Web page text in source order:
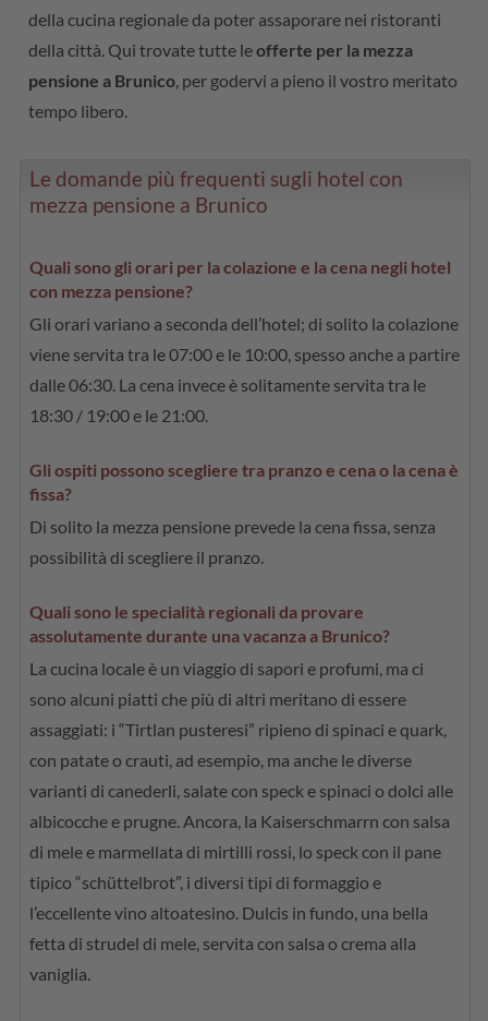
della cucina regionale da poter assaporare nei ristoranti
della città. Qui trovate tutte leofferte per la mezza
pensione a Brunico , per godervi a pieno il vostro meritato
tempo libero.
Le domande più frequenti sugli hotel con
mezza pensione a Brunico
Quali sono gli orari per la colazione e la cena negli hotel
con mezza pensione?
Gli orari variano a seconda dell’hotel; di solito la colazione
viene servita tra le 07:00 e le 10:00, spesso anche a partire
dalle 06:30. La cena invece è solitamente servita tra le
18:30 / 19:00 e le 21:00.
Gli ospiti possono scegliere tra pranzo e cena o la cena è
fissa?
Di solito la mezza pensione prevede la cena fissa, senza
possibilità di scegliere il pranzo.
Quali sono le specialità regionali da provare
assolutamente durante una vacanza a Brunico?
La cucina locale è un viaggio di sapori e profumi, ma ci
sono alcuni piatti che più di altri meritano di essere
assaggiati: i “Tirtlan pusteresi” ripieno di spinaci e quark,
con patate o crauti, ad esempio, ma anche le diverse
varianti di canederli, salate con speck e spinaci o dolci alle
albicocche e prugne. Ancora, la Kaiserschmarrn con salsa
di mele e marmellata di mirtilli rossi, lo speck con il pane
tipico “schüttelbrot”, i diversi tipi di formaggio e
l’eccellente vino altoatesino. Dulcis in fundo, una bella
fetta di strudel di mele, servita con salsa o crema alla
vaniglia.